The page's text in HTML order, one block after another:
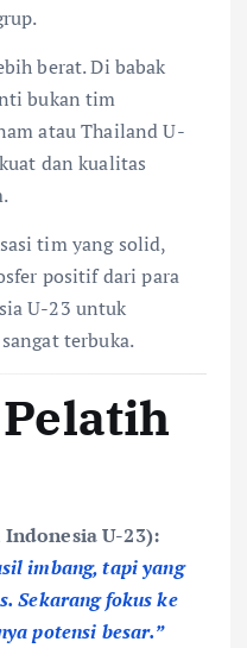
berat. Di babak
bukan tim
atau Thailand U-
dan kualitas
tim yang solid,
positif dari para
U-23 untuk
terbuka.
U-23):
imbang, tapi yang
Sekarang fokus ke
potensi besar.”